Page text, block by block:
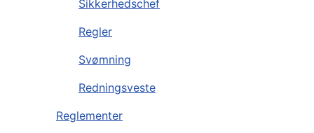
Sikkerhedschef
Regler
Svømning
Redningsveste
Reglementer